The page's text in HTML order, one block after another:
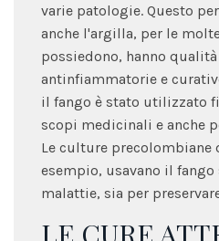
varie patologie. Questo
anche l'argilla, per le
possiedono, hanno
antinfiammatorie e
il fango è stato utilizzato
scopi medicinali e anche
Le culture precolombiane
esempio, usavano il fango
malattie, sia per
LE CURE